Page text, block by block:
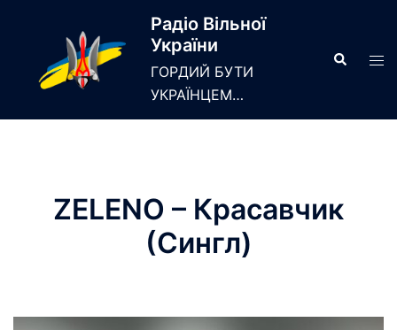
Радіо Вільної
України
ГОРДИЙ БУТИ
УКРАЇНЦЕМ…
Search
ZELENO – Красавчик
(Сингл)